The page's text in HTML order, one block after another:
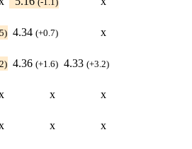
4.34 (+0.7) x
4.36 (+1.6) 4.33 (+3.2)
x x
x x